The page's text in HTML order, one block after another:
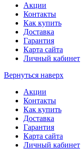
Акции
Контакты
Как купить
Доставка
Гарантия
Карта сайта
Личный кабинет
Вернуться наверх
Акции
Контакты
Как купить
Доставка
Гарантия
Карта сайта
Личный кабинет